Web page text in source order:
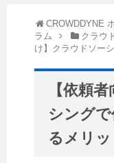
CROWDDYNE
ラム
クラウ
け】クラウドソー
【依頼
シング
るメリッ